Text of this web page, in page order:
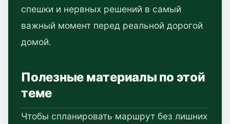
спешки и нервных решений в самый
важный момент перед реальной дорогой
домой.
Полезные материалы по этой
теме
Чтобы спланировать маршрут без лишних